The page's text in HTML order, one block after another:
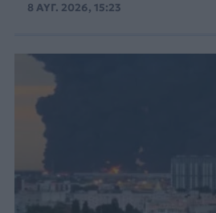
8 ΑΥΓ. 2026, 15:23